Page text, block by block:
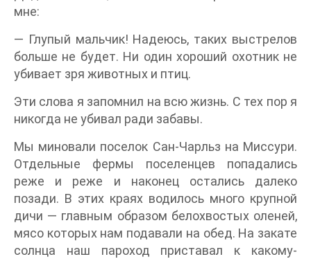
мне:
— Глупый мальчик! Надеюсь, таких выстрелов
больше не будет. Ни один хороший охотник не
убивает зря животных и птиц.
Эти слова я запомнил на всю жизнь. С тех пор я
никогда не убивал ради забавы.
Мы миновали поселок Сан-Чарльз на Миссури.
Отдельные фермы поселенцев попадались
реже и реже и наконец остались далеко
позади. В этих краях водилось много крупной
дичи — главным образом белохвостых оленей,
мясо которых нам подавали на обед. На закате
солнца наш пароход приставал к какому-